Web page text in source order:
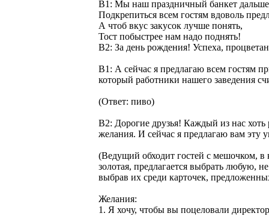
В1: Мы наш праздничный банкет
Подкрепиться всем гостям вдоволь
А чтоб вкус закусок лучше понять,
Тост побыстрее нам надо поднять!
В2: За день рождения! Успеха,
В1: А сейчас я предлагаю всем гостям
который работники нашего заведения
(Ответ: пиво)
В2: Дорогие друзья! Каждый из нас
желания. И сейчас я предлагаю вам эту
(Ведущий обходит гостей с мешочком,
золотая, предлагается выбрать любую,
выбрав их среди карточек,
Желания:
1. Я хочу, чтобы вы поцеловали